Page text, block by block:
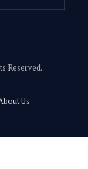
Reserved.
Us